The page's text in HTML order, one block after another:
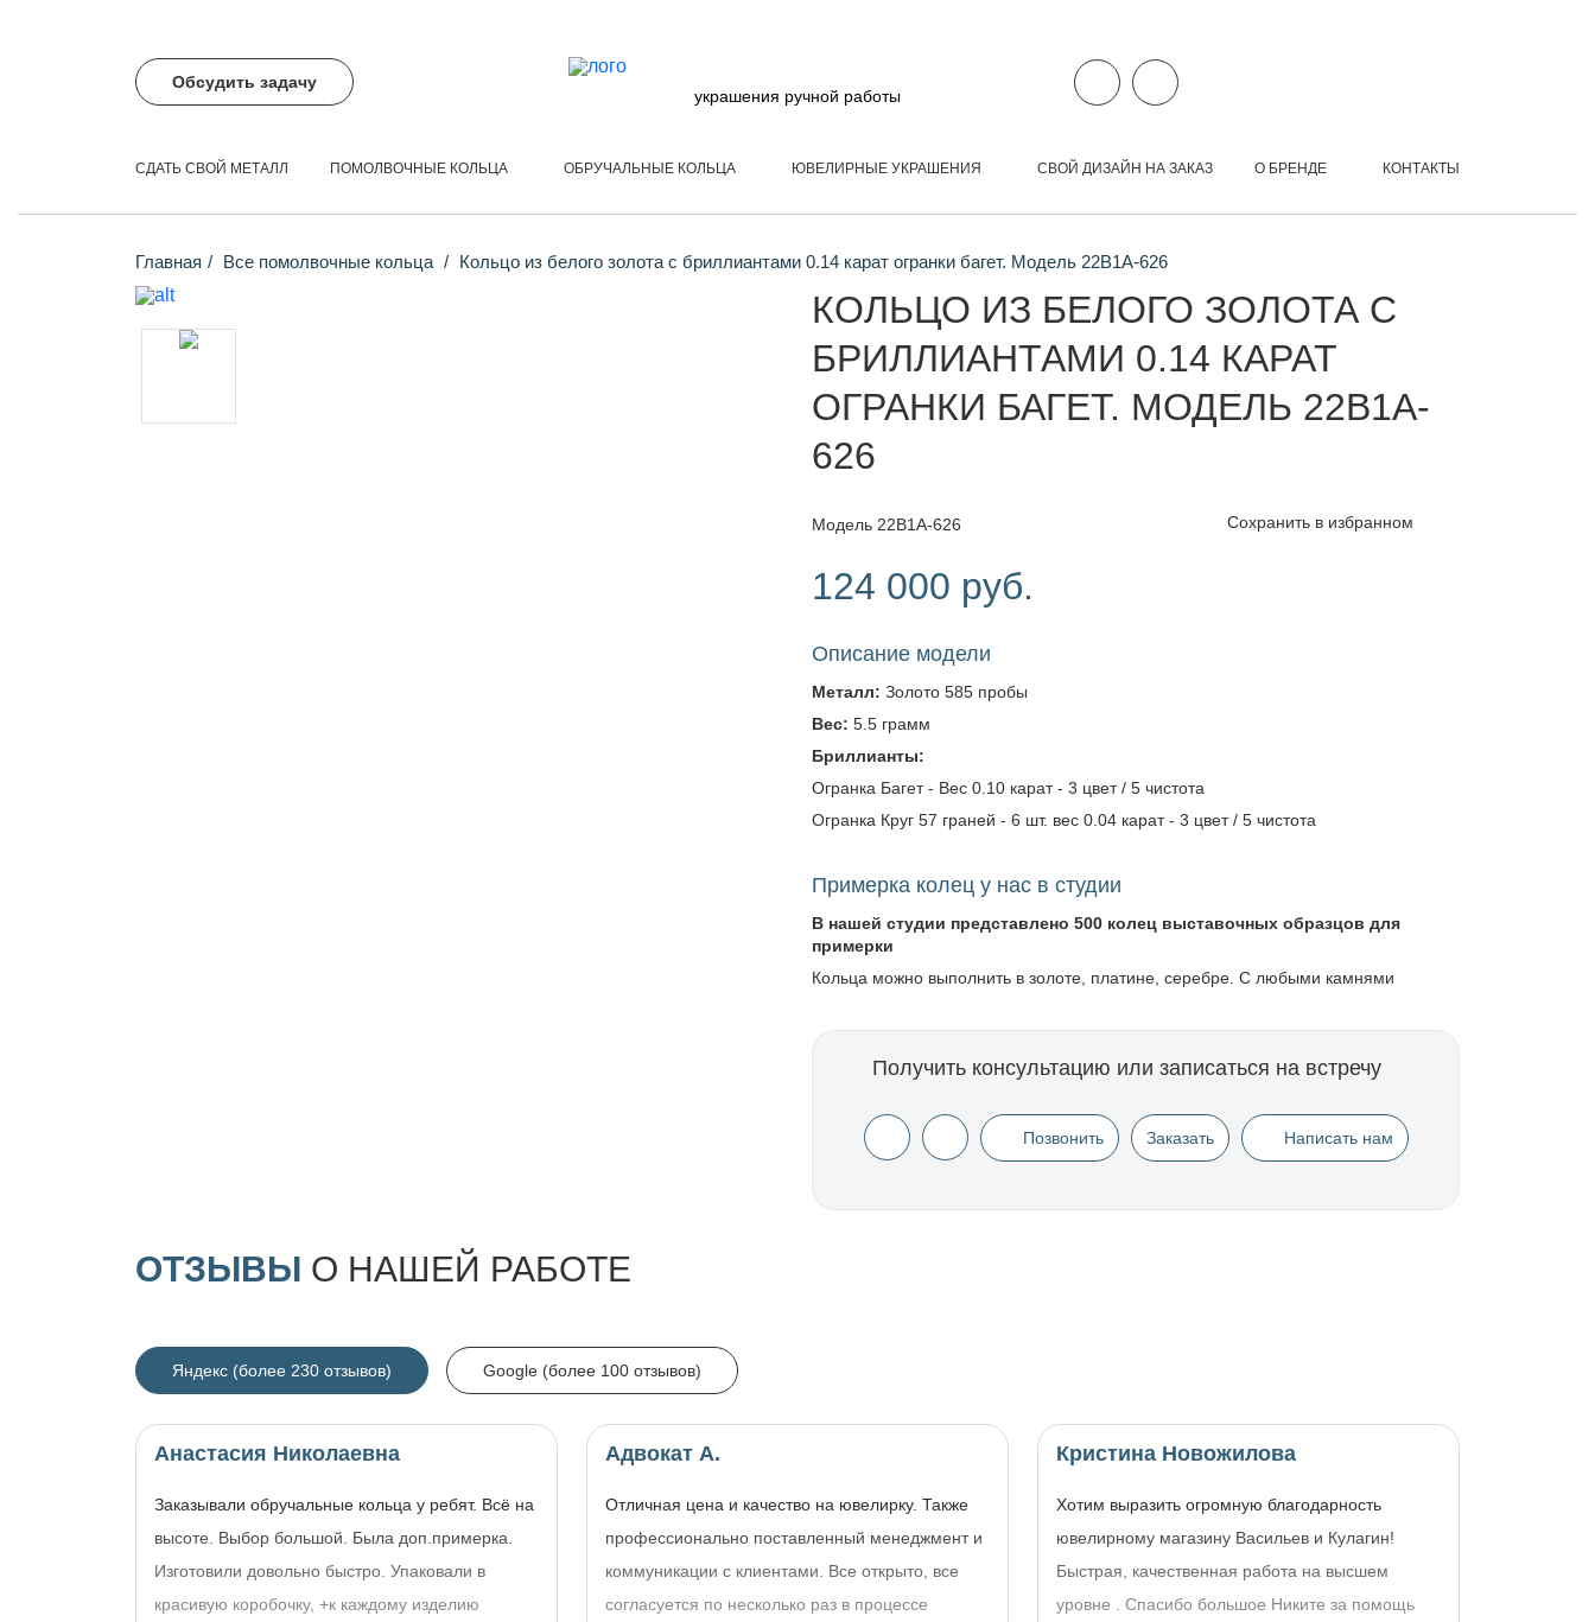
Обсудить задачу
украшения ручной работы
СДАТЬ СВОЙ МЕТАЛЛ ПОМОЛВОЧНЫЕ КОЛЬЦА ОБРУЧАЛЬНЫЕ КОЛЬЦА ЮВЕЛИРНЫЕ УКРАШЕНИЯ СВОЙ ДИЗАЙН НА ЗАКАЗ О БРЕНДЕ КОНТАКТЫ
Главная Все помолвочные кольца Кольцо из белого золота с бриллиантами 0.14 карат огранки багет. Модель 22B1A-626
КОЛЬЦО ИЗ БЕЛОГО ЗОЛОТА С
БРИЛЛИАНТАМИ 0.14 КАРАТ
ОГРАНКИ БАГЕТ. МОДЕЛЬ 22B1A-
626
Модель 22B1A-626 Сохранить в избранном
124 000 руб.
Описание модели
Металл: Золото 585 пробы
Вес: 5.5 грамм
Бриллианты:
Огранка Багет - Вес 0.10 карат - 3 цвет / 5 чистота
Огранка Круг 57 граней - 6 шт. вес 0.04 карат - 3 цвет / 5 чистота
Примерка колец у нас в студии
В нашей студии представлено 500 колец выставочных образцов для
примерки
Кольца можно выполнить в золоте, платине, серебре. С любыми камнями
Получить консультацию или записаться на встречу
Позвонить Заказать Написать нам
ОТЗЫВЫ О НАШЕЙ РАБОТЕ
Яндекс (более 230 отзывов) Google (более 100 отзывов)
Анастасия Николаевна
Заказывали обручальные кольца у ребят. Всё на
высоте. Выбор большой. Была доп.примерка.
Изготовили довольно быстро. Упаковали в
красивую коробочку, +к каждому изделию
Адвокат А.
Отличная цена и качество на ювелирку. Также
профессионально поставленный менеджмент и
коммуникации с клиентами. Все открыто, все
согласуется по несколько раз в процессе
Кристина Новожилова
Хотим выразить огромную благодарность
ювелирному магазину Васильев и Кулагин!
Быстрая, качественная работа на высшем
уровне . Спасибо большое Никите за помощь